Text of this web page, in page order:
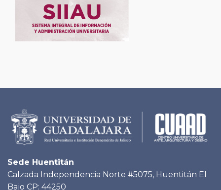
Sede Huentitán
Calzada Independencia Norte #5075, Huentitán El
Bajo CP: 44250